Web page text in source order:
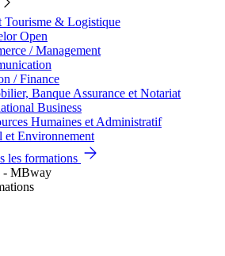
Tourisme & Logistique
Open
/ Management
/ Finance
Banque Assurance et Notariat
Business
Humaines et Administratif
et Environnement
les formations